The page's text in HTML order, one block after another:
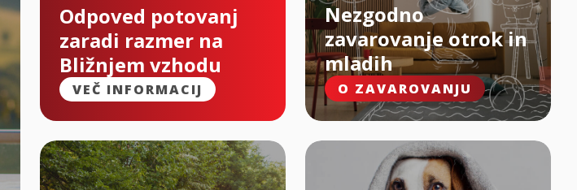
Odpoved potovanj
zaradi razmer na
Bližnjem vzhodu
VEČ INFORMACIJ
Nezgodno
zavarovanje otrok in
mladih
O ZAVAROVANJU